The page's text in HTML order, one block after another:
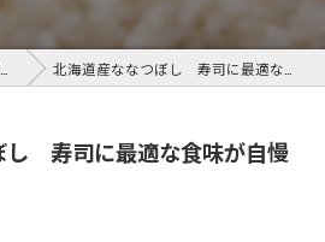
北海道産ななつぼし 寿司に最適な食味が自慢のお米
し 寿司に最適な食味が自慢